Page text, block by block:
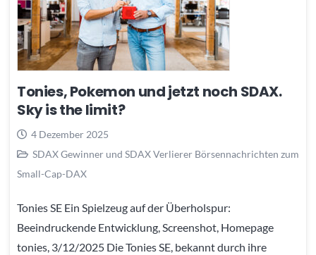
Tonies, Pokemon und jetzt noch SDAX.
Sky is the limit?
4 Dezember 2025
SDAX Gewinner und SDAX Verlierer Börsennachrichten zum
Small-Cap-DAX
Tonies SE Ein Spielzeug auf der Überholspur:
Beeindruckende Entwicklung, Screenshot, Homepage
tonies, 3/12/2025 Die Tonies SE, bekannt durch ihre